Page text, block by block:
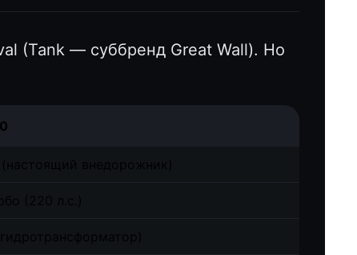
(Tank — суббренд Great Wall). Но